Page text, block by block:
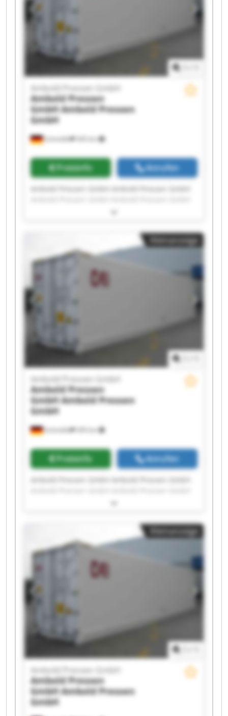
Schmölln 545 km
Ambold Pressen GmbH
Ambold Pressen
GmbHAmbold Pressen
GmbH
Preisinfo Anrufen
Ambold Pressen GmbH Ambold Pressen GmbH
Ambold Pressen GmbH Ambold Pressen GmbH
Ambold Pressen GmbH Ambold Pressen GmbH
Ambold Pressen GmbH Ambold Pressen GmbH
Ambold Pressen GmbH Ambold Pressen GmbH
Ambold Pressen GmbH Ambold Pressen GmbH
Ambold Pressen GmbH Ambold Pressen GmbH
Kleinanzeige
Schmölln 545 km
Ambold Pressen GmbH
Ambold Pressen
GmbHAmbold Pressen
GmbH
Preisinfo Anrufen
Ambold Pressen GmbH Ambold Pressen GmbH
Ambold Pressen GmbH Ambold Pressen GmbH
Ambold Pressen GmbH Ambold Pressen GmbH
Ambold Pressen GmbH Ambold Pressen GmbH
Ambold Pressen GmbH Ambold Pressen GmbH
Ambold Pressen GmbH Ambold Pressen GmbH
Ambold Pressen GmbH Ambold Pressen GmbH
Kleinanzeige
Ambold Pressen GmbH
Ambold Pressen
GmbHAmbold Pressen
GmbH